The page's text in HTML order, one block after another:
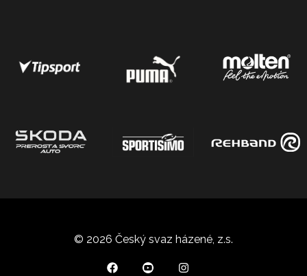
© 2026 Český svaz házené, z.s.